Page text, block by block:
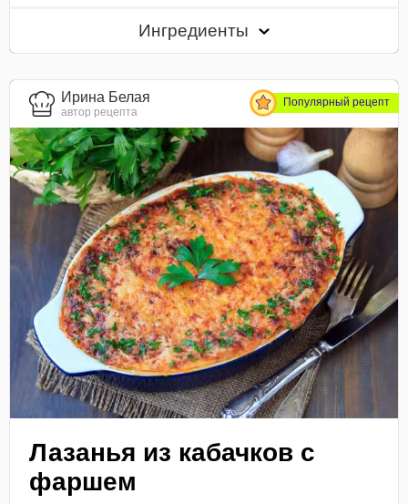
Ингредиенты
Ирина Белая
автор рецепта
Популярный рецепт
Лазанья из кабачков с
фаршем